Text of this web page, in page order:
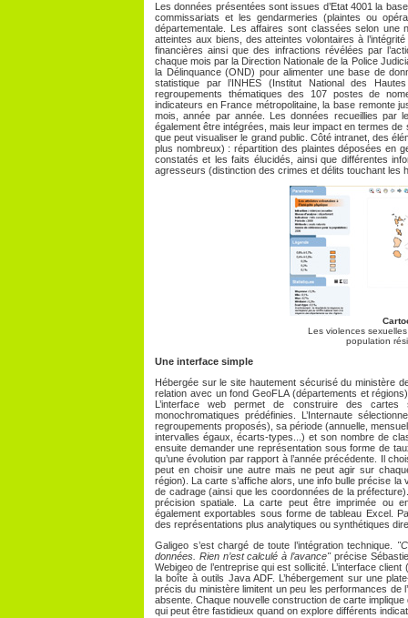
Les données présentées sont issues d’Etat 4001 la
commissariats et les gendarmeries (plaintes ou
départementale. Les affaires sont classées selon
atteintes aux biens, des atteintes volontaires à
financières ainsi que des infractions révélées par
chaque mois par la Direction Nationale de la Police
la Délinquance (OND) pour alimenter une base de
statistique par l’INHES (Institut National des
regroupements thématiques des 107 postes de
indicateurs en France métropolitaine, la base remonte
mois, année par année. Les données recueillies par
également être intégrées, mais leur impact en termes
que peut visualiser le grand public. Côté intranet, des
plus nombreux) : répartition des plaintes déposées en
constatés et les faits élucidés, ainsi que différentes
agresseurs (distinction des crimes et délits touchant les
Les violences
population
Une interface simple
Hébergée sur le site hautement sécurisé du ministère
relation avec un fond GeoFLA (départements et
L’interface web permet de construire des
monochromatiques prédéfinies. L’Internaute
regroupements proposés), sa période (annuelle,
intervalles égaux, écarts-types...) et son nombre de
ensuite demander une représentation sous forme de
qu’une évolution par rapport à l’année précédente. Il
peut en choisir une autre mais ne peut agir sur
région). La carte s’affiche alors, une info bulle précise la
de cadrage (ainsi que les coordonnées de la
précision spatiale. La carte peut être imprimée ou
également exportables sous forme de tableau Excel.
des représentations plus analytiques ou synthétiques
Galigeo s’est chargé de toute l’intégration technique.
données. Rien n’est calculé à l’avance"précise
Webigeo de l’entreprise qui est sollicité. L’interface
la boîte à outils Java ADF. L’hébergement sur une
précis du ministère limitent un peu les performances de
absente. Chaque nouvelle construction de carte
qui peut être fastidieux quand on explore différents